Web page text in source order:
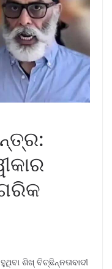
ଶିଖ୍ ବିଚ୍ଛିନ୍ନତାବାଦୀ